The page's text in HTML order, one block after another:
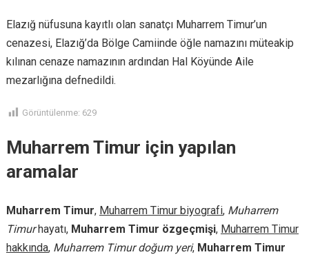
Elazığ nüfusuna kayıtlı olan sanatçı Muharrem Timur’un
cenazesi, Elazığ’da Bölge Camiinde öğle namazını müteakip
kılınan cenaze namazının ardından Hal Köyünde Aile
mezarlığına defnedildi.
Görüntülenme: 629
Muharrem Timur için yapılan
aramalar
Muharrem Timur, Muharrem Timur biyografi, Muharrem
Timurhayatı, Muharrem Timur özgeçmişi, Muharrem Timur
hakkında, Muharrem Timur doğum yeri, Muharrem Timur